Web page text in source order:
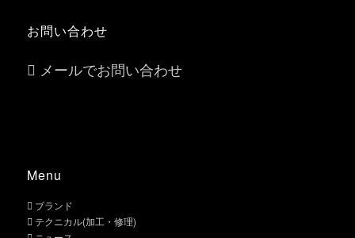
お問い合わせ
メールでお問い合わせ
Menu
ブランド
テクニカル(加工・修理)